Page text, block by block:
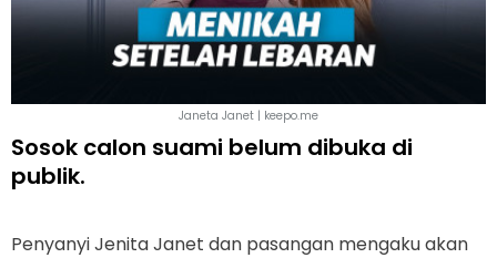
Janeta Janet | keepo.me
Sosok calon suami belum dibuka di
publik.
Penyanyi Jenita Janet dan pasangan mengaku akan